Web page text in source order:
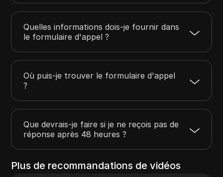
Quelles informations dois-je fournir dans
le formulaire d'appel ?
Où puis-je trouver le formulaire d'appel
?
Que devrais-je faire si je ne reçois pas de
réponse après 48 heures ?
Plus de recommandations de vidéos